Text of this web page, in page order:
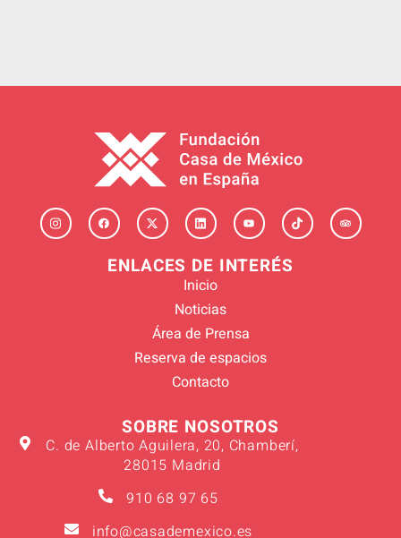
ENLACES DE INTERÉS
Inicio
Noticias
Área de Prensa
Reserva de espacios
Contacto
SOBRE NOSOTROS
C. de Alberto Aguilera, 20, Chamberí,
28015 Madrid
910 68 97 65
info@casademexico.es